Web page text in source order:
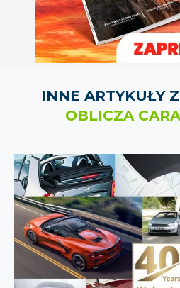
INNE ARTYKUŁY
OBLICZA